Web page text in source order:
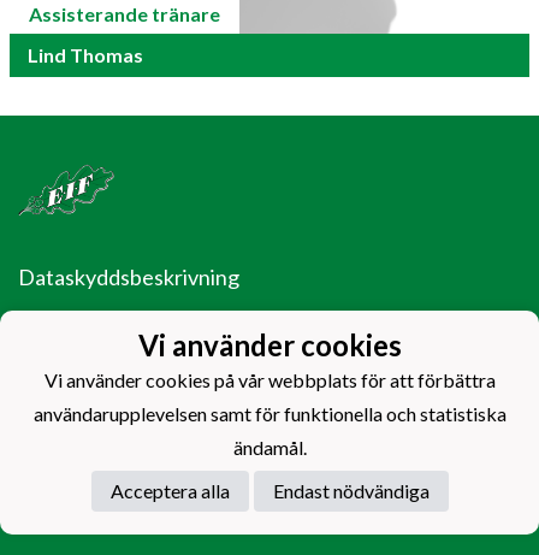
Assisterande tränare
Lind Thomas
Dataskyddsbeskrivning
Ekenäs Idrottsförening rf.
Ladugårdsgatan 14
10600 Ekenäs
Vi använder cookies
Vi använder cookies på vår webbplats för att förbättra
användarupplevelsen samt för funktionella och statistiska
ändamål.
Acceptera alla
Endast nödvändiga